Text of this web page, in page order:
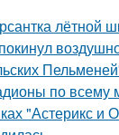
лётной
по всему
"Астерикс и